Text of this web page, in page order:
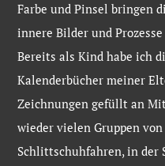
Farbe und Pinsel bringen
innere Bilder und
Bereits als Kind habe ich
Kalenderbücher meiner
Zeichnungen gefüllt an
wieder vielen Gruppen
Schlittschuhfahren, in der